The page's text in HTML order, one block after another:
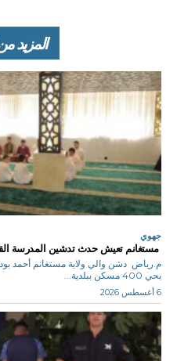
المزيد
جهوي
مستغانم تعيش حدث تدشين المدرسة
م.رياض دشن والي ولاية مستغانم
بحي 400 مسكن ببلدية...
6 أغسطس 2026